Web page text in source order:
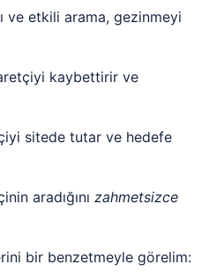
ve etkili arama, gezinmeyi
kaybettirir ve
sitede tutar ve hedefe
aradığını zahmetsizce
bir benzetmeyle görelim: